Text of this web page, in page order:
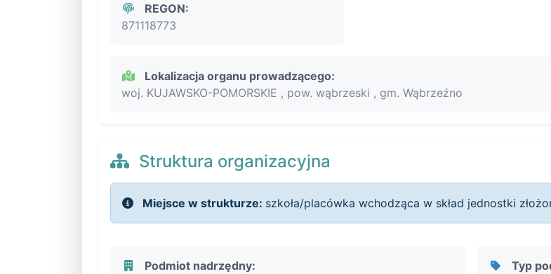
REGON:
871118773
Lokalizacja organu prowadzącego:
woj. KUJAWSKO-POMORSKIE , pow. wąbrzeski , gm. Wąbrzeźno
Struktura organizacyjna
Miejsce w strukturze: szkoła/placówka wchodząca w skład jednostki
Podmiot nadrzędny:
Typ